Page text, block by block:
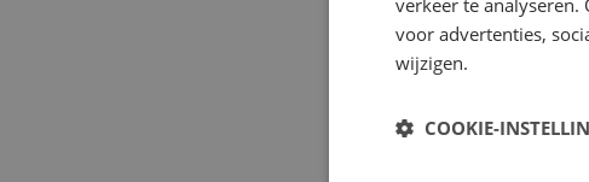
verkeer te
voor advertenties,
wijzigen.
COOKIE-